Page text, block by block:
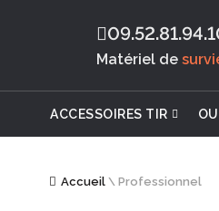
Matériel de
ACCESSOIRES TIR
Accueil \Professionnel